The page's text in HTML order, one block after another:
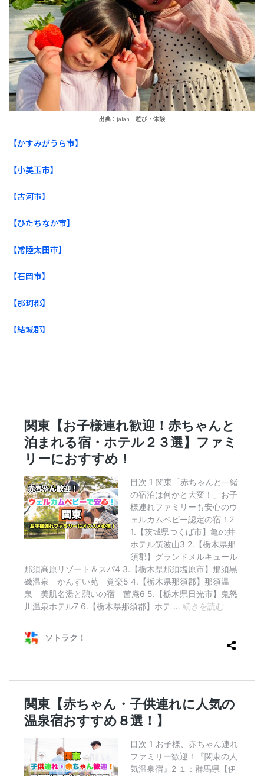
出典：jalan 遊び・体験
【かすみがうら市】
【小美玉市】
【古河市】
【ひたちなか市】
【常陸太田市】
【石岡市】
【那珂郡】
【結城郡】